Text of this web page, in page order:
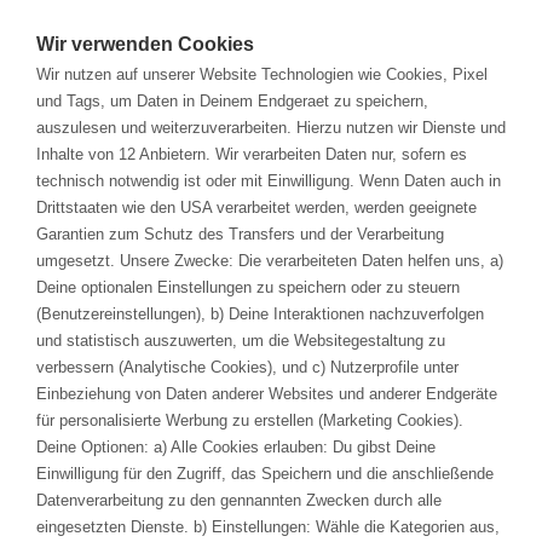
REFERENZEN
DOWNLOADS
Solutions
Branchen
Services & Training
Veranstaltungen
Unternehmen
Registration digital_BLINK
Beyond Requirements Engineering: Integrated
Medical Device Development with Polarion
First Name*
Last Name*
Wir verwenden Cookies
Wir nutzen auf unserer Website Technologien wie Cookies, Pixel
und Tags, um Daten in Deinem Endgeraet zu speichern,
auszulesen und weiterzuverarbeiten. Hierzu nutzen wir Dienste und
Inhalte von 12 Anbietern. Wir verarbeiten Daten nur, sofern es
technisch notwendig ist oder mit Einwilligung. Wenn Daten auch in
Drittstaaten wie den USA verarbeitet werden, werden geeignete
Garantien zum Schutz des Transfers und der Verarbeitung
umgesetzt. Unsere Zwecke: Die verarbeiteten Daten helfen uns, a)
Deine optionalen Einstellungen zu speichern oder zu steuern
(Benutzereinstellungen), b) Deine Interaktionen nachzuverfolgen
und statistisch auszuwerten, um die Websitegestaltung zu
verbessern (Analytische Cookies), und c) Nutzerprofile unter
Einbeziehung von Daten anderer Websites und anderer Endgeräte
für personalisierte Werbung zu erstellen (Marketing Cookies).
Deine Optionen: a) Alle Cookies erlauben: Du gibst Deine
Einwilligung für den Zugriff, das Speichern und die anschließende
Datenverarbeitung zu den gennannten Zwecken durch alle
eingesetzten Dienste. b) Einstellungen: Wähle die Kategorien aus,